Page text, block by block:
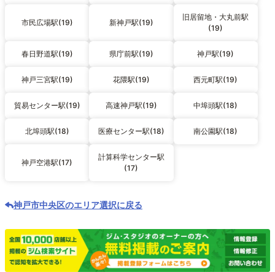
市民広場駅(19) 新神戸駅(19)
旧居留地・大丸前駅
(19)
春日野道駅(19) 県庁前駅(19) 神戸駅(19)
神戸三宮駅(19) 花隈駅(19) 西元町駅(19)
貿易センター駅(19) 高速神戸駅(19) 中埠頭駅(18)
北埠頭駅(18) 医療センター駅(18) 南公園駅(18)
神戸空港駅(17)
計算科学センター駅
(17)
神戸市中央区のエリア選択に戻る